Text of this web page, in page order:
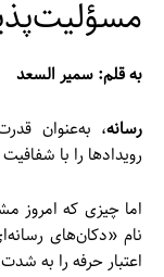
به قلم: سمیر السعد
رسانه، به‌عنوان
رویدادها را با
اما چیزی که امروز
نام «دکان‌های
اعتبار حرفه را به